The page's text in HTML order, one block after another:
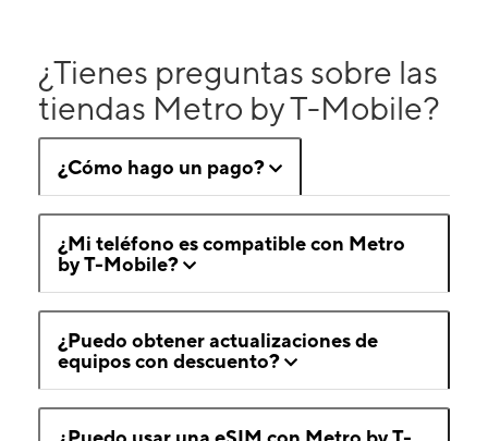
¿Tienes preguntas sobre las
tiendas Metro by T-Mobile?
¿Cómo hago un pago?
¿Mi teléfono es compatible con Metro
by T-Mobile?
¿Puedo obtener actualizaciones de
equipos con descuento?